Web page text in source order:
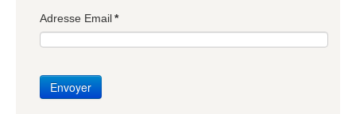
Adresse Email*
Envoyer